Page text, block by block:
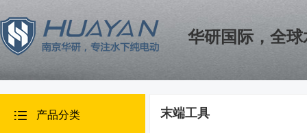
华研国际，全
产品分类 末端工具